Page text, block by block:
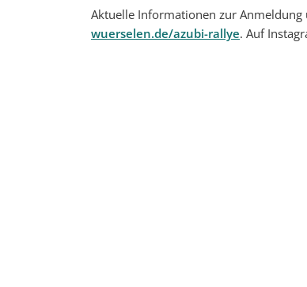
Aktuelle Informationen zur
wuerselen.de/azubi-rallye. Auf